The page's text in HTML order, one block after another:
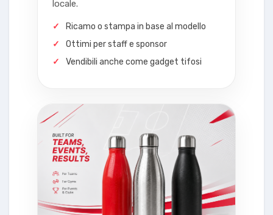
locale.
Ricamo o stampa in base al modello
Ottimi per staff e sponsor
Vendibili anche come gadget tifosi